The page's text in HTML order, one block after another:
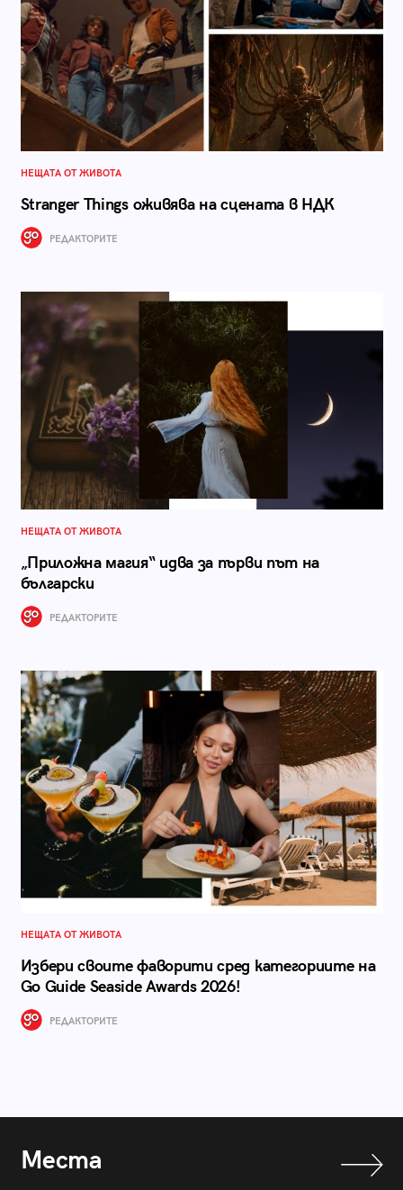
НЕЩАТА ОТ ЖИВОТА
Stranger Things оживява на сцената в НДК
РЕДАКТОРИТЕ
НЕЩАТА ОТ ЖИВОТА
„Приложна магия“ идва за първи път на
български
РЕДАКТОРИТЕ
НЕЩАТА ОТ ЖИВОТА
Избери своите фаворити сред категориите на
Go Guide Seaside Awards 2026!
РЕДАКТОРИТЕ
Места